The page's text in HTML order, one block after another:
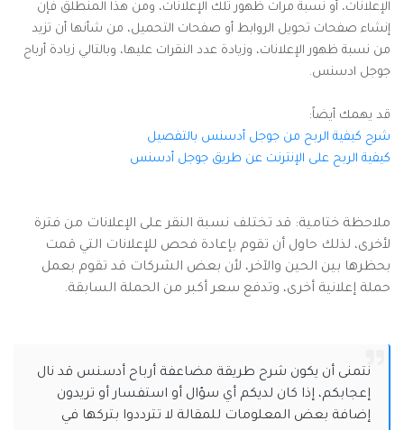
الإعلانات، أو نسبة مرات ظهور تلك الإعلانات، ومن هذا المنطلق فإن
إنشاء صفحات تحويل الروابط أو صفحات التحميل، من شأنها أن تزيد
من نسبة ظهور الإعلانات، وزيادة عدد النقرات عليها، وبالتالي زيادة أرباح
جوجل ادسنس.
قد يهمك أيضاً:
شرح كيفية الربح من جوجل أدسنس بالتفصيل
كيفية الربح على الإنترنت عن طريق جوجل أدسنس
ملاحظة ختامية: قد تختلف نسبة النقر على الإعلانات من فترة
لأخرى، لذلك حاول أن تقوم بإعادة فحص للإعلانات التي قمت
بحظرها بين الحين والآخر، لأن بعض الشركات قد تقوم بعمل
حملة إعلانية أخرى، وتدفع سعر أكبر من الحملة السابقة.
نتمنى أن يكون شرح طريقة مضاعفة أرباح أدسنس قد نال
إعجابكم، إذا كان لديكم أي سؤال أو استفسار أو تريدون
إضافة بعض المعلومات للمقالة لا تترددوا بتركها في